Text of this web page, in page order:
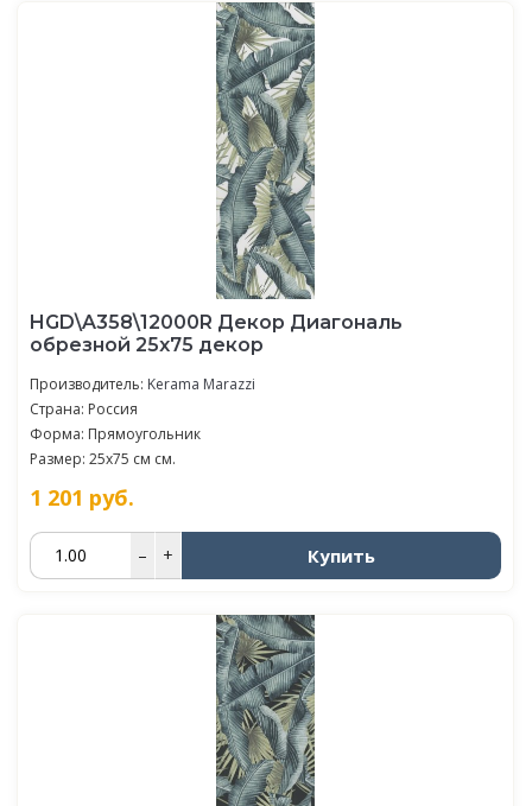
HGD\A358\12000R Декор Диагональ
обрезной 25х75 декор
Производитель: Kerama Marazzi
Страна: Россия
Форма: Прямоугольник
Размер: 25x75 см см.
1 201 руб.
– + Купить